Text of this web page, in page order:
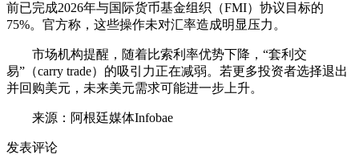
前已完成2026年与国际货币基金组织（FMI）协议目标的
75%。官方称，这些操作未对汇率造成明显压力。
市场机构提醒，随着比索利率优势下降，“套利交
易”（carry trade）的吸引力正在减弱。若更多投资者选择退出
并回购美元，未来美元需求可能进一步上升。
来源：阿根廷媒体Infobae
发表评论